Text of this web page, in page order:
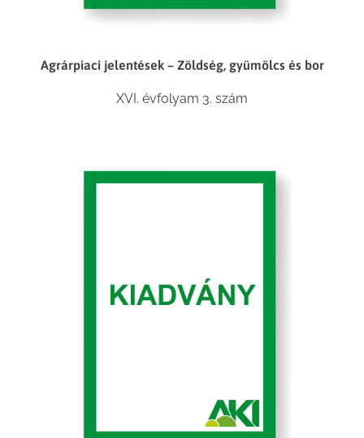
Agrárpiaci jelentések – Zöldség, gyümölcs és bor
XVI. évfolyam 3. szám